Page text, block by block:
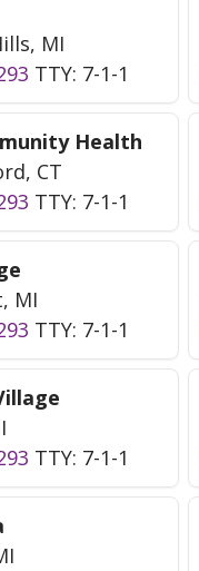
MI
TTY: 7-1-1
Health
CT
TTY: 7-1-1
MI
TTY: 7-1-1
TTY: 7-1-1